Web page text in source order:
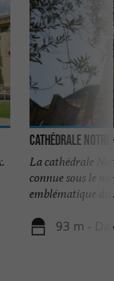
Cathédrale Notre-
La cathédrale
connue sous le
emblématique du
93 m -